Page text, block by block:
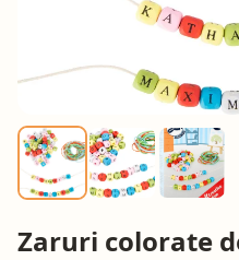
Zaruri colorate